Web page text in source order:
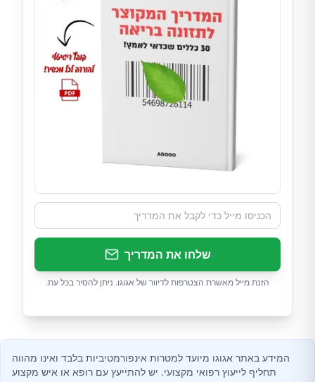
שלחו את המדריך
הזנת מייל מאשרת הצטרפות לדיוור של אגוגו. ניתן להסיר בכל עת.
המידע באתר אגוגו מיועד למטרות אינפורמטיביות בלבד ואינו מהווה
תחליף לייעוץ רפואי מקצועי. יש להתייעץ עם רופא או איש מקצוע